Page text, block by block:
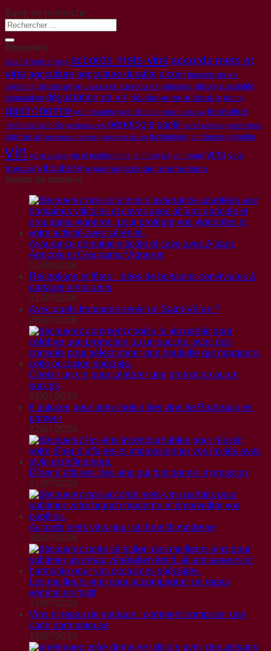
Barre de recherche
Etiquettes
accord mets et vins accords mets-vinsaccords mets et
vins agriculture agriculture durable alcool bienfaits du vin
boissons champagne cocktail culture du vin domaine viticole durabilité
dégustation dégustation de vin développement durable france
gastronomie gourmandise grands crus industrie du vin innovation
meilleurs accords meilleurs vins oenologie santé santé publique sommeliers
spiritueux spiritueux français stockage du vin technologie tendances vignoble
vin vin et cuisine vin et gastronomie vin français vin rouge vins vins
français viticulture voyage vin écologie œnotourisme
Sujets du moment
Assurance domaine viticole et cave avec Allianz
Agricole et Groupama Vigneron
02/08/2026
Réceptions et fêtes : idées de boissons conviviales à
partager entre amis
31/07/2026
Avec quels fromages servir un Saint-Véran ?
28/07/2026
Choisir un vin pour célébrer une promotion ou un
succès
24/07/2026
8 astuces pour bien choisir des vins de Bordeaux en
primeur
22/07/2026
Dîner d’affaires : les vins qui font bonne impression
21/07/2026
Accords mets-vins pour un brunch moderne
18/07/2026
Les meilleurs vins pour accompagner un repas
végétalien festif
15/07/2026
Vins et repas de mariage : comment composer une
carte harmonieuse
14/07/2026